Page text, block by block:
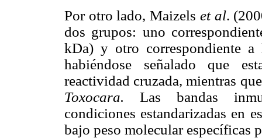
Por otro lado, Maizels et al.
dos grupos: uno
kDa) y otro correspondiente
habiéndose señalado que
reactividad cruzada, mientras
Toxocara. Las bandas
condiciones estandarizadas en
bajo peso molecular específicas